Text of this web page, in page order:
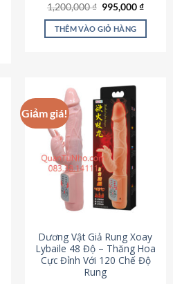
Được xếp
hạng4.82
5 sao
1,200,000₫ Giá
là:
1,200,000 ₫.
995,000₫Giá
tại
THÊM VÀO GIỎ HÀNG
Giảm giá!
Dương Vật Giả Rung Xoay
Lybaile 48 Độ – Thăng Hoa
Cực Đỉnh Với 120 Chế Độ
Rung